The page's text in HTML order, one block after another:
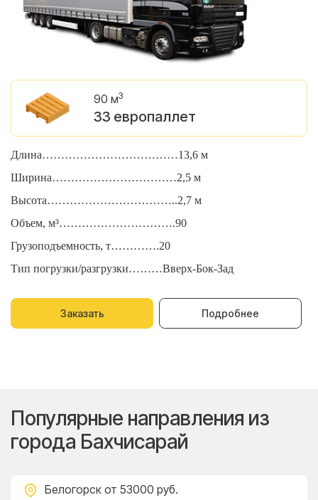
90 м3
33 европаллет
Длина………………………………13,6 м
Ширина……………………………2,5 м
Высота……………………………..2,7 м
Объем, м³………………………….90
Грузоподъемность, т………….20
Тип погрузки/разгрузки………Вверх-Бок-Зад
Заказать Подробнее
Популярные направления из
города Бахчисарай
Белогорск от 53000 руб.